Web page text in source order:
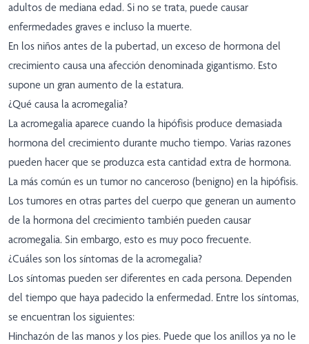
adultos de mediana edad. Si no se trata, puede causar
enfermedades graves e incluso la muerte.
En los niños antes de la pubertad, un exceso de hormona del
crecimiento causa una afección denominada gigantismo. Esto
supone un gran aumento de la estatura.
¿Qué causa la acromegalia?
La acromegalia aparece cuando la hipófisis produce demasiada
hormona del crecimiento durante mucho tiempo. Varias razones
pueden hacer que se produzca esta cantidad extra de hormona.
La más común es un tumor no canceroso (benigno) en la hipófisis.
Los tumores en otras partes del cuerpo que generan un aumento
de la hormona del crecimiento también pueden causar
acromegalia. Sin embargo, esto es muy poco frecuente.
¿Cuáles son los síntomas de la acromegalia?
Los síntomas pueden ser diferentes en cada persona. Dependen
del tiempo que haya padecido la enfermedad. Entre los síntomas,
se encuentran los siguientes:
Hinchazón de las manos y los pies. Puede que los anillos ya no le